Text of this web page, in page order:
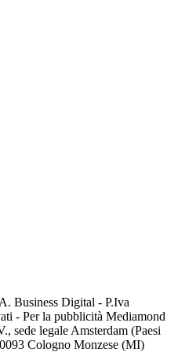
Business Digital - P.Iva
- Per la pubblicità Mediamond
sede legale Amsterdam (Paesi
Cologno Monzese (MI)